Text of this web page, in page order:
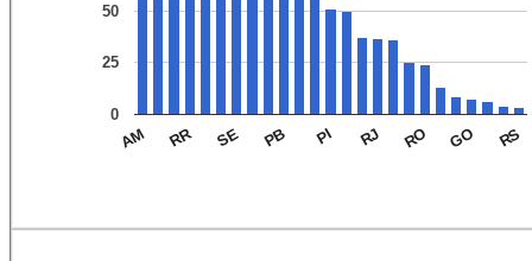
AM RR SE PB PI RJ RO GO RS
0
25
50